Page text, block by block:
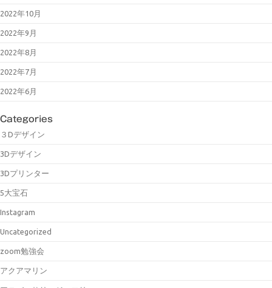
2022年10月
2022年9月
2022年8月
2022年7月
2022年6月
Categories
３Dデザイン
3Dデザイン
3Dプリンター
5大宝石
Instagram
Uncategorized
zoom勉強会
アクアマリン